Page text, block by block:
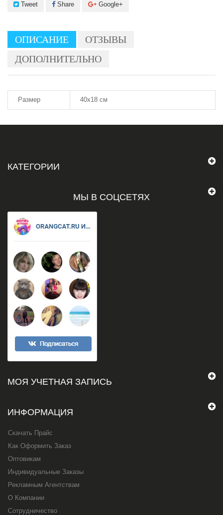
Tweet Share Google+
ОПИСАНИЕ
ОТЗЫВЫ
ДОПОЛНИТЕЛЬНО
Размер 40х18 см
КАТЕГОРИИ
МЫ В СОЦСЕТЯХ
МОЯ УЧЕТНАЯ ЗАПИСЬ
ИНФОРМАЦИЯ
Скачать Прайс
Как Оформить Заказ
Оптовикам
Индивидуальные Заказы
Рекламным Агентствам
О Компании
Сотрудничество